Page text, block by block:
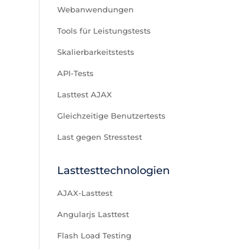
Webanwendungen
Tools für Leistungstests
Skalierbarkeitstests
API-Tests
Lasttest AJAX
Gleichzeitige Benutzertests
Last gegen Stresstest
Lasttesttechnologien
AJAX-Lasttest
Angularjs Lasttest
Flash Load Testing